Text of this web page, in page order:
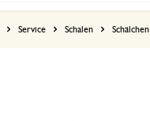
Service Schalen Schälchen